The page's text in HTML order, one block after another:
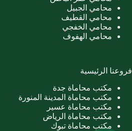
محامي الجبيل
محامي القطيف
محامي الخفجي
محامي الهفوف
فروعنا الرئيسية
مكتب محاماة جدة
مكتب محاماة المدينة المنورة
مكتب محاماة عسير
مكتب محاماة الرياض
مكتب محاماة تبوك